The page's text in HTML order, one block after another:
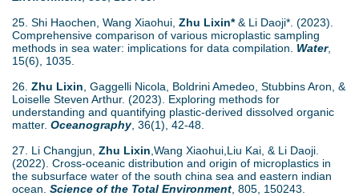
25. Shi Haochen, Wang Xiaohui, Zhu Lixin*& Li Daoji*. (2023).
Comprehensive comparison of various microplastic sampling
methods in sea water: implications for data compilation. Water,
15(6), 1035.
26. Zhu Lixin , Gaggelli Nicola, Boldrini Amedeo, Stubbins Aron, &
Loiselle Steven Arthur. (2023). Exploring methods for
understanding and quantifying plastic-derived dissolved organic
matter. Oceanography, 36(1), 42-48.
27. Li Changjun, Zhu Lixin ,Wang Xiaohui,Liu Kai, & Li Daoji.
(2022). Cross-oceanic distribution and origin of microplastics in
the subsurface water of the south china sea and eastern indian
ocean. Science of the Total Environment , 805, 150243.